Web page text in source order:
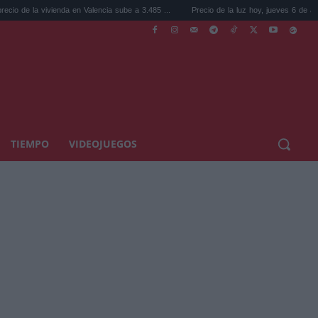
en Valencia sube a 3.485 ... Precio de la luz hoy, jueves 6 de agosto: la hora
TIEMPO VIDEOJUEGOS